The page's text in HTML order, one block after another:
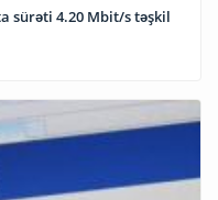
sürəti 4.20 Mbit/s təşkil